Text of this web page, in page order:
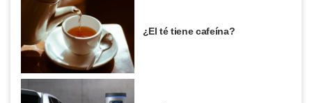
¿El té tiene cafeína?